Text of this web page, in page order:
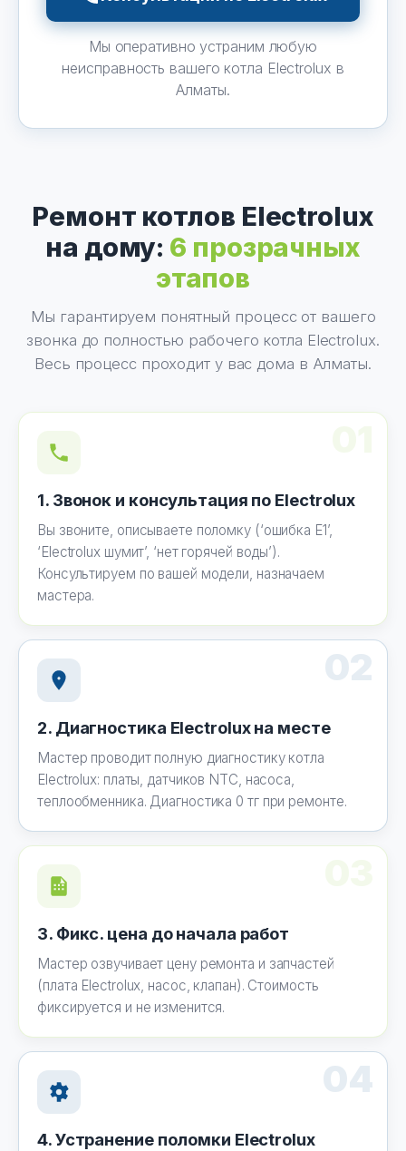
Мы оперативно устраним любую
неисправность вашего котла Electrolux в
Алматы.
Ремонт котлов Electrolux
на дому: 6 прозрачных
этапов
Мы гарантируем понятный процесс от вашего
звонка до полностью рабочего котла Electrolux.
Весь процесс проходит у вас дома в Алматы.
1. Звонок и консультация по Electrolux
Вы звоните, описываете поломку (‘ошибка E1’,
‘Electrolux шумит’, ‘нет горячей воды’).
Консультируем по вашей модели, назначаем
мастера.
02
2. Диагностика Electrolux на месте
Мастер проводит полную диагностику котла
Electrolux: платы, датчиков NTC, насоса,
теплообменника. Диагностика 0 тг при ремонте.
3. Фикс. цена до начала работ
Мастер озвучивает цену ремонта и запчастей
(плата Electrolux, насос, клапан). Стоимость
фиксируется и не изменится.
04
4. Устранение поломки Electrolux